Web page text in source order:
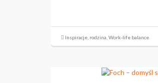
Inspiracje rodzina Work-life balance